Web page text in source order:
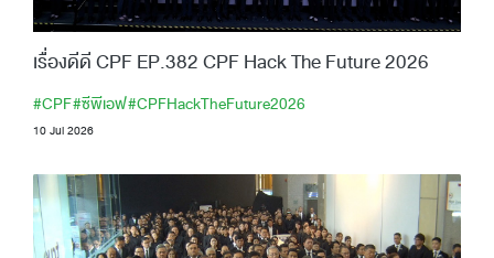
เรื่องดีดี CPF EP.382 CPF Hack The Future 2026
#CPF#ซีพีเอฟ#CPFHackTheFuture2026
10 Jul 2026